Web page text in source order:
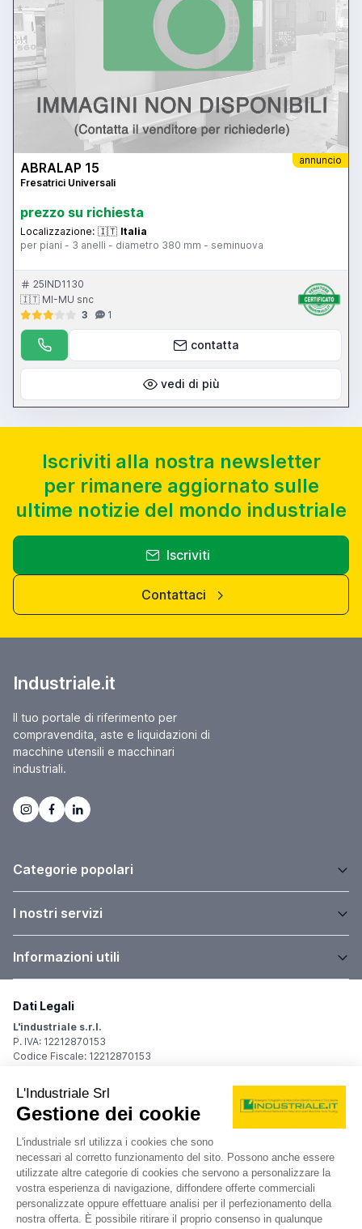
annuncio
ABRALAP 15
Fresatrici Universali
prezzo su richiesta
Localizzazione: 🇮🇹 Italia
per piani - 3 anelli - diametro 380 mm - seminuova
25IND1130
🇮🇹 MI-MU snc
3
1
contatta
vedi di più
Iscriviti alla nostra newsletter
per rimanere aggiornato sulle
ultime notizie del mondo industriale
Iscriviti
Contattaci
Industriale.it
Il tuo portale di riferimento per
compravendita, aste e liquidazioni di
macchine utensili e macchinari
industriali.
Categorie popolari
I nostri servizi
Informazioni utili
Dati Legali
L'industriale s.r.l.
P. IVA: 12212870153
Codice Fiscale: 12212870153
Sede Legale
Via Carlo Dolci, 32
20148 Milano (MI)
Italy
Registro Imprese
Iscrizione R.I.: 12212870153
REA: MI-1539011
Capitale sociale: Euro 10.400,00 i.v.